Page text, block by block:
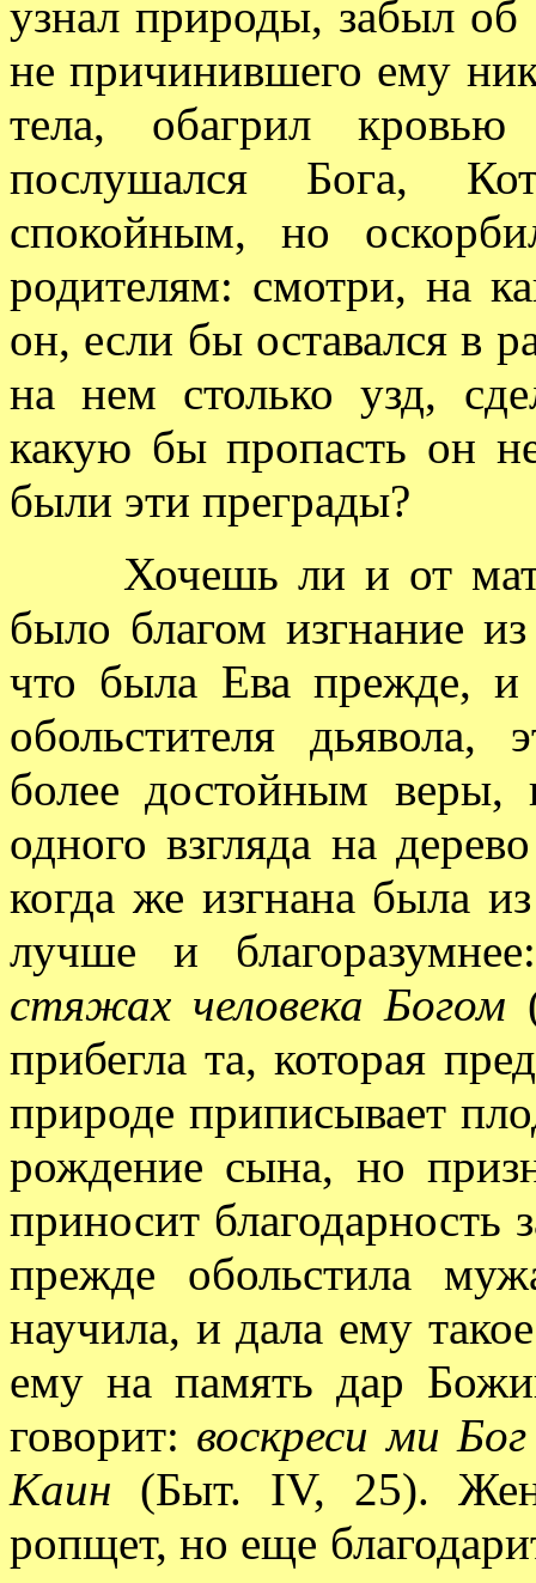
узнал природы, забыл
не причинившего ему
тела, обагрил
послушался Бога,
спокойным, но
родителям: смотри, на
он, если бы оставался в
на нем столько узд,
какую бы пропасть он
были эти преграды?
Хочешь ли и от
было благом изгнание
что была Ева прежде,
обольстителя дьявола,
более достойным
одного взгляда на
когда же изгнана была
лучше и
стяжах человека Богом
прибегла та, которая
природе приписывает
рождение сына, но
приносит благодарность
прежде обольстила
научила, и дала ему
ему на память дар
говорит: воскреси ми
Каин (Быт. IV, 25).
ропщет, но еще